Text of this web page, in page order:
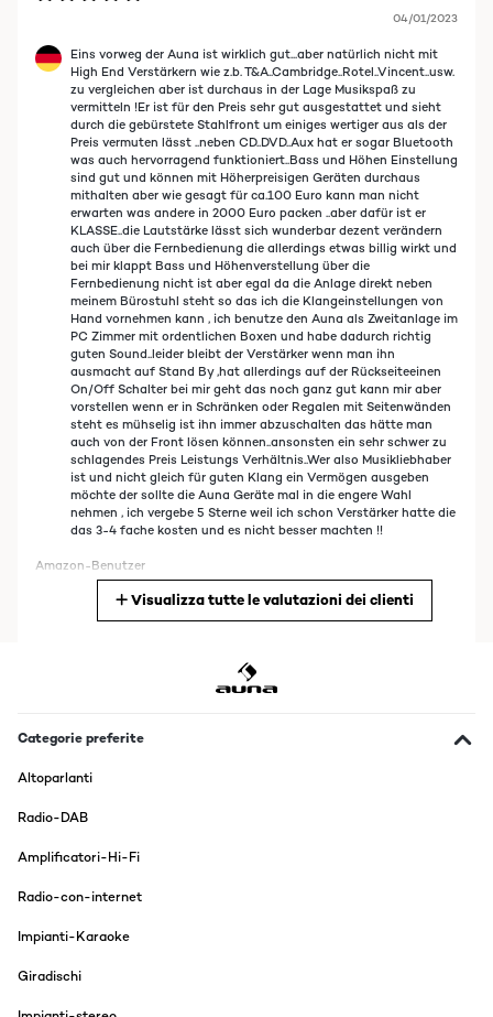
04/01/2023
Eins vorweg der Auna ist wirklich gut...aber natürlich nicht mit
High End Verstärkern wie z.b. T&A..Cambridge..Rotel..Vincent..usw.
zu vergleichen aber ist durchaus in der Lage Musikspaß zu
vermitteln !Er ist für den Preis sehr gut ausgestattet und sieht
durch die gebürstete Stahlfront um einiges wertiger aus als der
Preis vermuten lässt ..neben CD..DVD..Aux hat er sogar Bluetooth
was auch hervorragend funktioniert..Bass und Höhen Einstellung
sind gut und können mit Höherpreisigen Geräten durchaus
mithalten aber wie gesagt für ca.100 Euro kann man nicht
erwarten was andere in 2000 Euro packen ..aber dafür ist er
KLASSE..die Lautstärke lässt sich wunderbar dezent verändern
auch über die Fernbedienung die allerdings etwas billig wirkt und
bei mir klappt Bass und Höhenverstellung über die
Fernbedienung nicht ist aber egal da die Anlage direkt neben
meinem Bürostuhl steht so das ich die Klangeinstellungen von
Hand vornehmen kann , ich benutze den Auna als Zweitanlage im
PC Zimmer mit ordentlichen Boxen und habe dadurch richtig
guten Sound..leider bleibt der Verstärker wenn man ihn
ausmacht auf Stand By ,hat allerdings auf der Rückseiteeinen
On/Off Schalter bei mir geht das noch ganz gut kann mir aber
vorstellen wenn er in Schränken oder Regalen mit Seitenwänden
steht es mühselig ist ihn immer abzuschalten das hätte man
auch von der Front lösen können..ansonsten ein sehr schwer zu
schlagendes Preis Leistungs Verhältnis..Wer also Musikliebhaber
ist und nicht gleich für guten Klang ein Vermögen ausgeben
möchte der sollte die Auna Geräte mal in die engere Wahl
nehmen , ich vergebe 5 Sterne weil ich schon Verstärker hatte die
das 3-4 fache kosten und es nicht besser machten !!
Amazon-Benutzer
nu al, binnen een jaar, laat de versterker mij in de steek d.w.z de CD,
en als ingang/uitgang krijg ik geen enkel signaal meer!Ziet eruit als
Visualizza tutte le valutazioni dei clienti
Categorie preferite
Altoparlanti
Radio-DAB
Amplificatori-Hi-Fi
Radio-con-internet
Impianti-Karaoke
Giradischi